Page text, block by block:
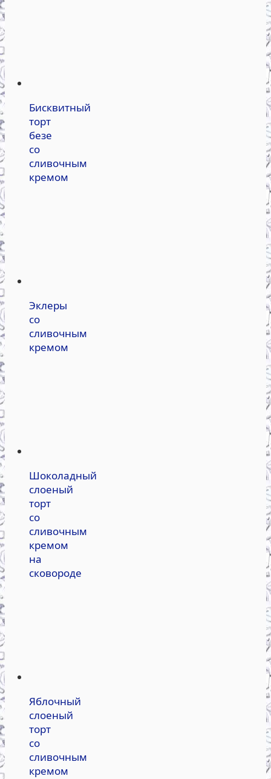
Бисквитный
торт
безе
со
сливочным
кремом
Эклеры
со
сливочным
кремом
Шоколадный
слоеный
торт
со
сливочным
кремом
на
сковороде
Яблочный
слоеный
торт
со
сливочным
кремом